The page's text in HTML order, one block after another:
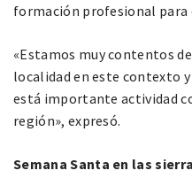
formación profesional
«Estamos muy contentos
localidad en este contexto
está importante actividad
región», expresó.
Semana Santa en las